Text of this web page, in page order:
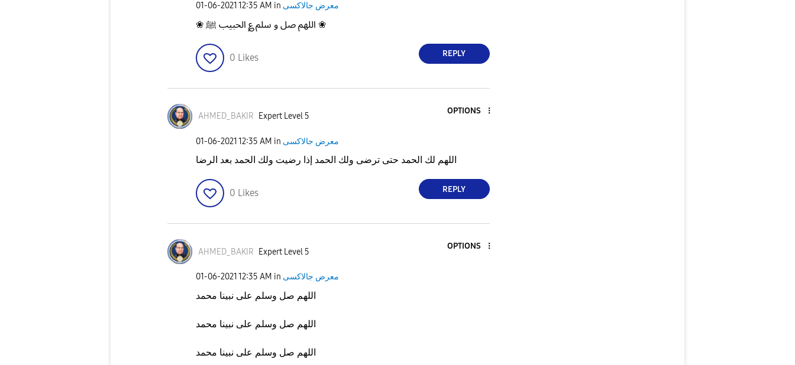
‎01-06-2021 12:35 AM in معرض جالاكسى
❀ اللهم صل و سلم ؏ الحبيب ﷺ ❀
0 Likes REPLY
AHMED_BAKIR Expert Level 5
OPTIONS
‎01-06-2021 12:35 AM in معرض جالاكسى
‎اللهم لك الحمد حتى ترضى ولك الحمد إذا رضيت ولك الحمد بعد الرضا
0 Likes REPLY
AHMED_BAKIR Expert Level 5
OPTIONS
‎01-06-2021 12:35 AM in معرض جالاكسى
‏اللهم صل وسلم على نبينا محمد
‏اللهم صل وسلم على نبينا محمد
‏اللهم صل وسلم على نبينا محمد